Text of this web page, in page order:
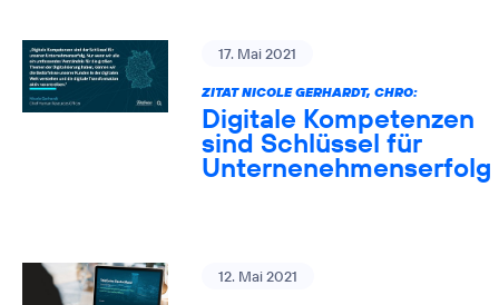
17. Mai 2021
ZITAT NICOLE GERHARDT, CHRO:
Digitale Kompetenzen
sind Schlüssel für
Unternenehmenserfolg
12. Mai 2021